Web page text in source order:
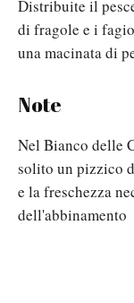
Distribuite il
di fragole e i
una macinata di
Note
Nel Bianco delle
solito un pizzico
e la freschezza
dell'abbinamento